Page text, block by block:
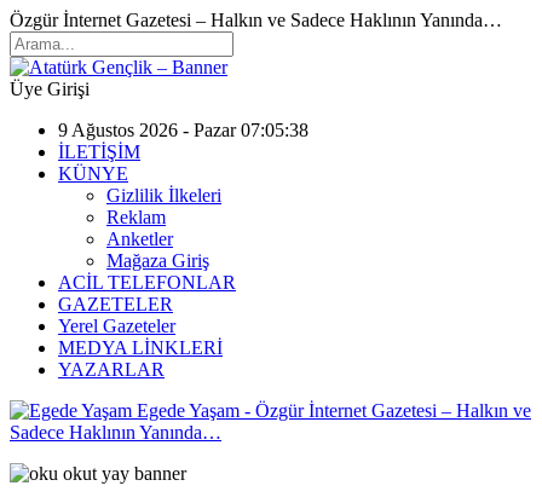
Özgür İnternet Gazetesi – Halkın ve Sadece Haklının Yanında…
Üye Girişi
9 Ağustos 2026 - Pazar 07:05:38
İLETİŞİM
KÜNYE
Gizlilik İlkeleri
Reklam
Anketler
Mağaza Giriş
ACİL TELEFONLAR
GAZETELER
Yerel Gazeteler
MEDYA LİNKLERİ
YAZARLAR
Egede Yaşam - Özgür İnternet Gazetesi – Halkın ve
Sadece Haklının Yanında…